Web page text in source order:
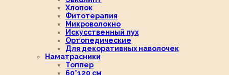
Хлопок
Фитотерапия
Микроволокно
Искусственный пух
Ортопедические
Для декоративных наволочек
Наматрасники
Топпер
60*120 см